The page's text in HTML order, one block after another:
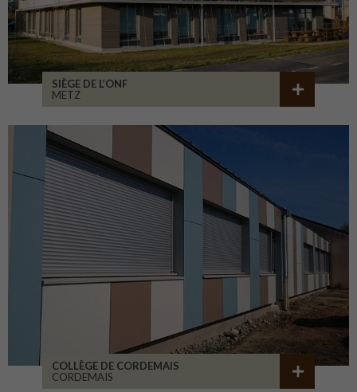
SIÈGE DE L’ONF
METZ
COLLÈGE DE CORDEMAIS
CORDEMAIS